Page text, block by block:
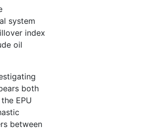
system
index
oil
both
EPU
between